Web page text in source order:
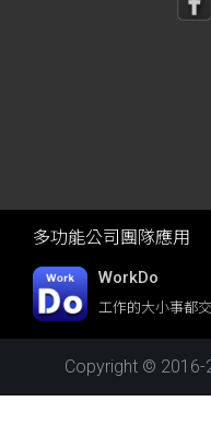
多功能公司團隊應用
WorkDo
工作的大小事都
Copyright © 2016-